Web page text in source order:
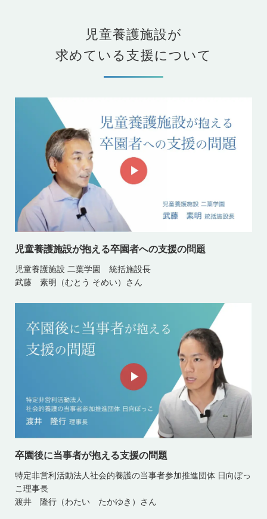
児童養護施設が
求めている支援について
児童養護施設が抱える卒園者への支援の問題
児童養護施設 二葉学園 統括施設長
武藤 素明（むとう そめい）さん
卒園後に当事者が抱える支援の問題
特定非営利活動法人社会的養護の当事者参加推進団体 日向ぼっ
こ理事長
渡井 隆行（わたい たかゆき）さん